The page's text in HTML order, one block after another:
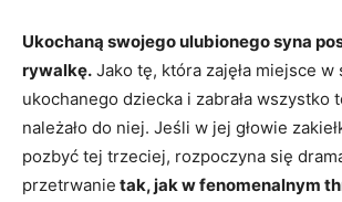
Ukochaną swojego ulubionego syna
rywalkę. Jako tę, która zajęła miejsce w
ukochanego dziecka i zabrała wszystko
należało do niej. Jeśli w jej głowie
pozbyć tej trzeciej, rozpoczyna się
przetrwanie tak, jak w fenomenalnym